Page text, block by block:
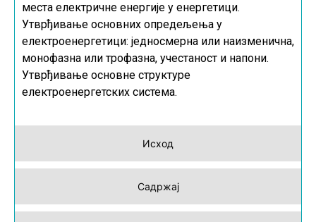
Исход
Садржај
места електричне енергије у енергетици.
Утврђивање основних опредељења у
електроенергетици: једносмерна или наизменична,
монофазна или трофазна, учестаност и напони.
Утврђивање основне структуре
електроенергетских система.